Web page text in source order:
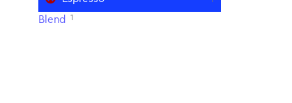
Blend 1